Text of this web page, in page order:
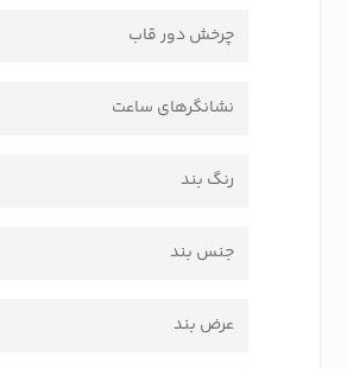
چرخش دور قاب
نشانگرهای ساعت
رنگ بند
جنس بند
عرض بند